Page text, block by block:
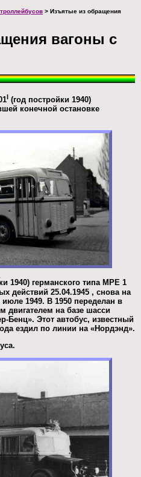
> Изъятые из обращения
вагоны с
I (год постройки 1940)
конечной остановке
1940) германского типа MPE 1
действий 25.04.1945 , снова на
1949. В 1950 переделан в
двигателем на базе шасси
Бенц». Этот автобус, известный
ездил по линии на «Нордэнд».